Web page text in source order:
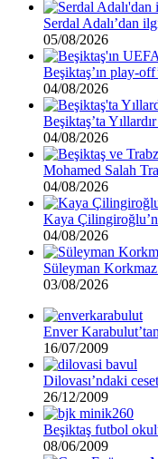
Serdal Adalı’dan
05/08/2026
Beşiktaş’ın play-
04/08/2026
Beşiktaş’ta
04/08/2026
Mohamed Salah
04/08/2026
Kaya
04/08/2026
Süleyman
03/08/2026
Enver
16/07/2009
Dilovası’ndaki
26/12/2009
Beşiktaş futbol
08/06/2009